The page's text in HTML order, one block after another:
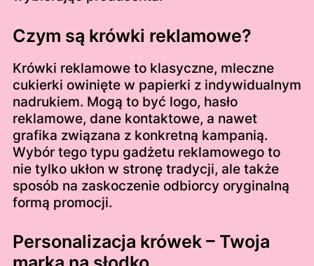
Czym są krówki reklamowe?
Krówki reklamowe to klasyczne, mleczne
cukierki owinięte w papierki z indywidualnym
nadrukiem. Mogą to być logo, hasło
reklamowe, dane kontaktowe, a nawet
grafika związana z konkretną kampanią.
Wybór tego typu gadżetu reklamowego to
nie tylko ukłon w stronę tradycji, ale także
sposób na zaskoczenie odbiorcy oryginalną
formą promocji.
Personalizacja krówek – Twoja